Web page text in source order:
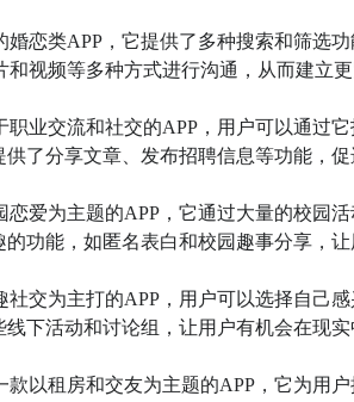
恋类APP，它提供了多种搜索和筛选
视频等多种方式进行沟通，从而建立更
职业交流和社交的APP，用户可以通过
了分享文章、发布招聘信息等功能，促
恋爱为主题的APP，它通过大量的校园
功能，如匿名表白和校园趣事分享，让
社交为主打的APP，用户可以选择自己
下活动和讨论组，让用户有机会在现实
以租房和交友为主题的APP，它为用